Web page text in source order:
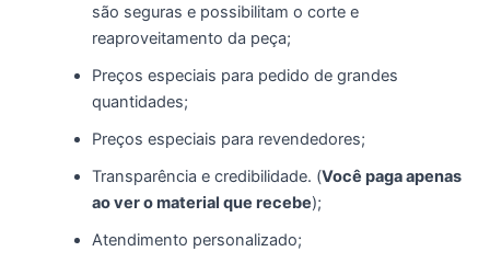
são seguras e possibilitam o corte e
reaproveitamento da peça;
Preços especiais para pedido de grandes
quantidades;
Preços especiais para revendedores;
Transparência e credibilidade. (Você paga apenas
ao ver o material que recebe);
Atendimento personalizado;